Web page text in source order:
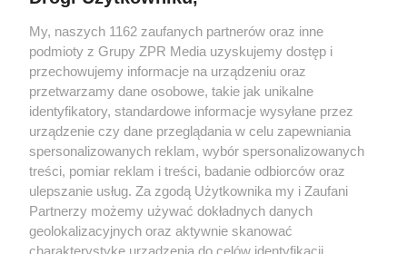
Żaden utwór zamieszczony w serwisie nie może być powielany i
rozpowszechniany lub dalej rozpowszechniany w jakikolwiek sposób
(w tym także elektroniczny lub mechaniczny) na jakimkolwiek polu
eksploatacji w jakiejkolwiek formie, włącznie z umieszczaniem w
Internecie bez pisemnej zgody właściciela praw. Jakiekolwiek użycie
lub wykorzystanie utworów w całości lub w części z naruszeniem
prawa, tzn. bez właściwej zgody, jest zabronione pod groźbą kary i
może być ścigane prawnie.
My, naszych 1162 zaufanych partnerów oraz inne
podmioty z Grupy ZPR Media uzyskujemy dostęp i
przechowujemy informacje na urządzeniu oraz
przetwarzamy dane osobowe, takie jak unikalne
identyfikatory, standardowe informacje wysyłane przez
urządzenie czy dane przeglądania w celu zapewniania
spersonalizowanych reklam, wybór spersonalizowanych
treści, pomiar reklam i treści, badanie odbiorców oraz
ulepszanie usług. Za zgodą Użytkownika my i Zaufani
Partnerzy możemy używać dokładnych danych
geolokalizacyjnych oraz aktywnie skanować
charakterystykę urządzenia do celów identyfikacji.